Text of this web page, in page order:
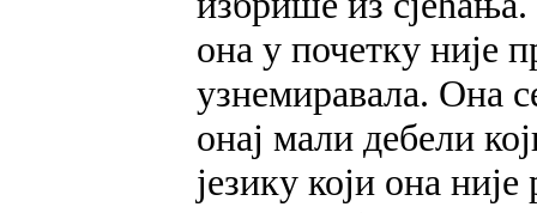
она у почетку није
узнемиравала. Она
онај мали дебели
језику који она